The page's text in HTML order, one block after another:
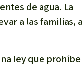
de agua. La
a las familias,
ley que prohíbe